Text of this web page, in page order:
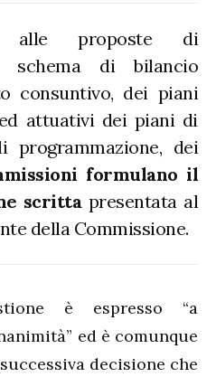
alle proposte di
schema di bilancio
consuntivo, dei piani
attuativi dei piani di
dei
formulano il
scritta presentata al
della Commissione.
è espresso “a
ed è comunque
decisione che